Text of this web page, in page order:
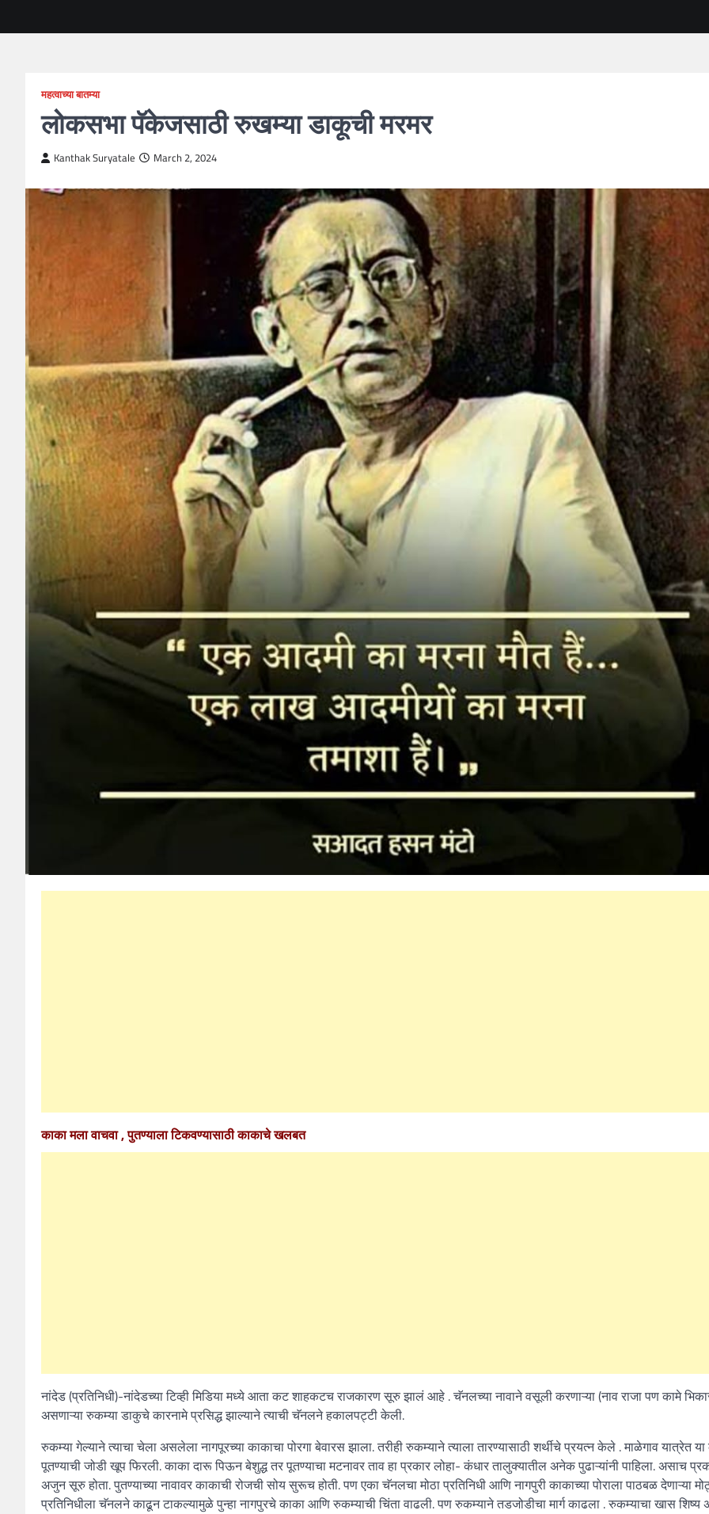
महत्वाच्या बातम्या
लोकसभा पॅकेजसाठी रुखम्या डाकूची मरमर
Kanthak Suryatale March 2, 2024
काका मला वाचवा , पुतण्याला टिकवण्यासाठी काकाचे खलबत
नांदेड (प्रतिनिधी)-नांदेडच्या टिव्ही मिडिया मध्ये आता कट शाहकटच राजकारण सूरु झालं आहे . चॅनलच्या नावाने वसूली करणाऱ्या (नाव राजा पण कामे
असणाऱ्या रुकम्या डाकुचे कारनामे प्रसिद्ध झाल्याने त्याची चॅनलने हकालपट्टी केली.
रुकम्या गेल्याने त्याचा चेला असलेला नागपूरच्या काकाचा पोरगा बेवारस झाला. तरीही रुकम्याने त्याला तारण्यासाठी शर्थीचे प्रयत्न केले . माळेगाव यात्रेत
पूतण्याची जोडी खूप फिरली. काका दारू पिऊन बेशुद्ध तर पूतण्याचा मटनावर ताव हा प्रकार लोहा- कंधार तालुक्यातील अनेक पुढाऱ्यांनी पाहिला. असाच
अजुन सूरु होता. पुतण्याच्या नावावर काकाची रोजची सोय सुरूच होती. पण एका चॅनलचा मोठा प्रतिनिधी आणि नागपुरी काकाच्या पोराला पाठबळ देणाऱ्या
प्रतिनिधीला चॅनलने काढून टाकल्यामुळे पुन्हा नागपुरचे काका आणि रुकम्याची चिंता वाढली. पण रुकम्याने तडजोडीचा मार्ग काढला . रुकम्याचा खास
What Is a Front-End
How to Become One,
Kanthak Suryatale April 30, 2021